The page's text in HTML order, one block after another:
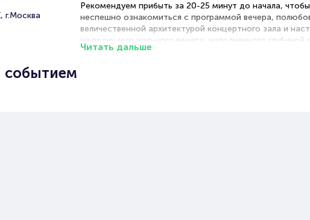
г.Москва
Рекомендуем прибыть за 20-25 минут до начала, чтобы
неспешно ознакомиться с программой вечера,
величественной архитектурой концертного зала и
на волну музыкального вечера, наполненного глубиной
возвышенной красотой.
Читать дальше
событием